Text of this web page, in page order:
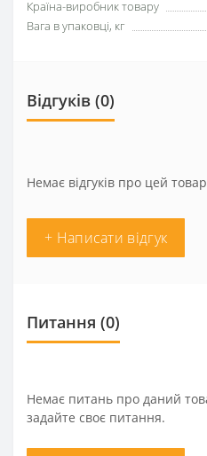
Країна-виробник товару
Вага в упаковці, кг
Відгуків (0)
Немає відгуків про цей
+ Написати відгук
Питання (0)
Немає питань про даний
задайте своє питання.